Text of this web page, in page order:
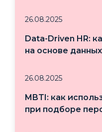
26.08.2025
Data-Driven HR:
на основе данных
26.08.2025
MBTI: как
при подборе